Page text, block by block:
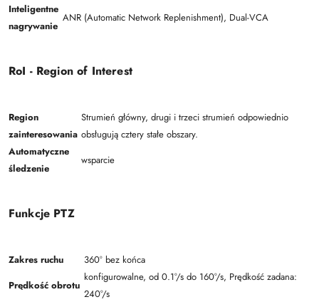
Inteligentne
nagrywanie
ANR (Automatic Network Replenishment), Dual-VCA
RoI - Region of Interest
Region
zainteresowania
Strumień główny, drugi i trzeci strumień odpowiednio
obsługują cztery stałe obszary.
Automatyczne
śledzenie
wsparcie
Funkcje PTZ
Zakres ruchu
360° bez końca
Prędkość obrotu
konfigurowalne, od 0.1°/s do 160°/s, Prędkość zadana:
240°/s